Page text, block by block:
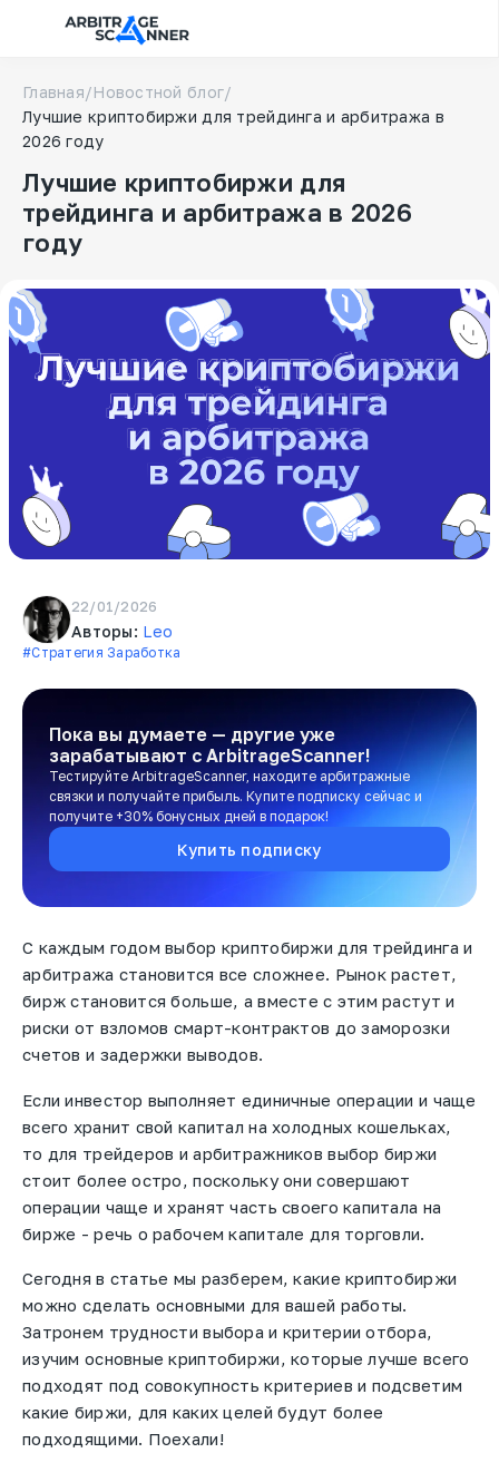
Главная/Новостной блог/
Лучшие криптобиржи для трейдинга и арбитража в
2026 году
Лучшие криптобиржи для
трейдинга и арбитража в 2026
году
22/01/2026
Авторы: Leo
#Стратегия Заработка
Пока вы думаете — другие уже
зарабатывают с ArbitrageScanner!
Тестируйте ArbitrageScanner, находите арбитражные
связки и получайте прибыль. Купите подписку сейчас и
получите +30% бонусных дней в подарок!
Купить подписку
С каждым годом выбор криптобиржи для трейдинга и
арбитража становится все сложнее. Рынок растет,
бирж становится больше, а вместе с этим растут и
риски от взломов смарт-контрактов до заморозки
счетов и задержки выводов.
Если инвестор выполняет единичные операции и чаще
всего хранит свой капитал на холодных кошельках,
то для трейдеров и арбитражников выбор биржи
стоит более остро, поскольку они совершают
операции чаще и хранят часть своего капитала на
бирже - речь о рабочем капитале для торговли.
Сегодня в статье мы разберем, какие криптобиржи
можно сделать основными для вашей работы.
Затронем трудности выбора и критерии отбора,
изучим основные криптобиржи, которые лучше всего
подходят под совокупность критериев и подсветим
какие биржи, для каких целей будут более
подходящими. Поехали!